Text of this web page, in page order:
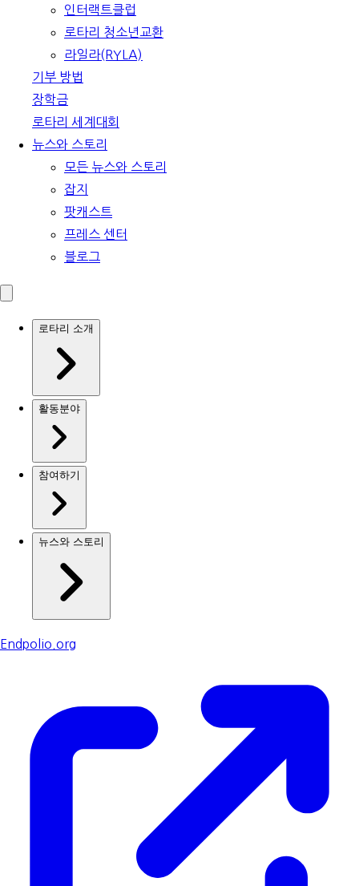
인터랙트클럽
로타리 청소년교환
라일라(RYLA)
기부 방법
장학금
로타리 세계대회
뉴스와 스토리
모든 뉴스와 스토리
잡지
팟캐스트
프레스 센터
블로그
로타리 소개
활동분야
참여하기
뉴스와 스토리
Endpolio.org